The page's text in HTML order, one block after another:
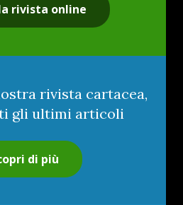
rivista online
rivista cartacea,
gli ultimi articoli
di più